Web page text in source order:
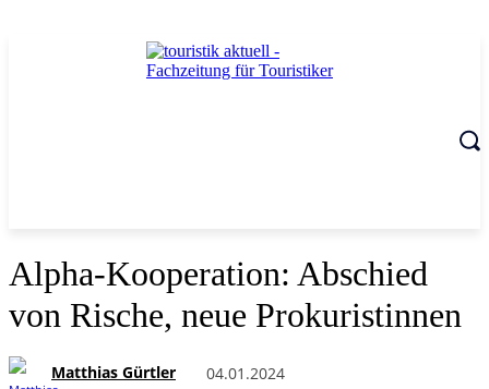
Alpha-Kooperation: Abschied
von Rische, neue Prokuristinnen
Matthias Gürtler 04.01.2024